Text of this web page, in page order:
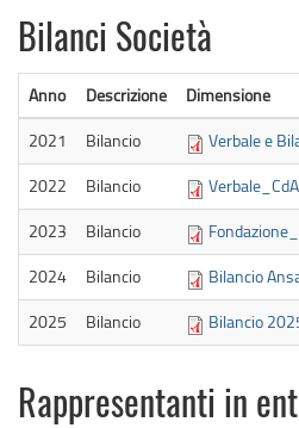
Bilanci Società
Anno Descrizione
Dimensione
2021
Bilancio Verbale e
2022
Bilancio
2023
Bilancio
2024
Bilancio Bilancio
2025
Bilancio Bilancio
Rappresentanti in